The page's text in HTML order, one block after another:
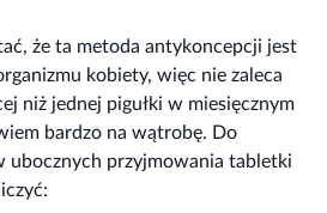
że ta metoda antykoncepcji jest
kobiety, więc nie zaleca
niż jednej pigułki w miesięcznym
bardzo na wątrobę. Do
ubocznych przyjmowania tabletki